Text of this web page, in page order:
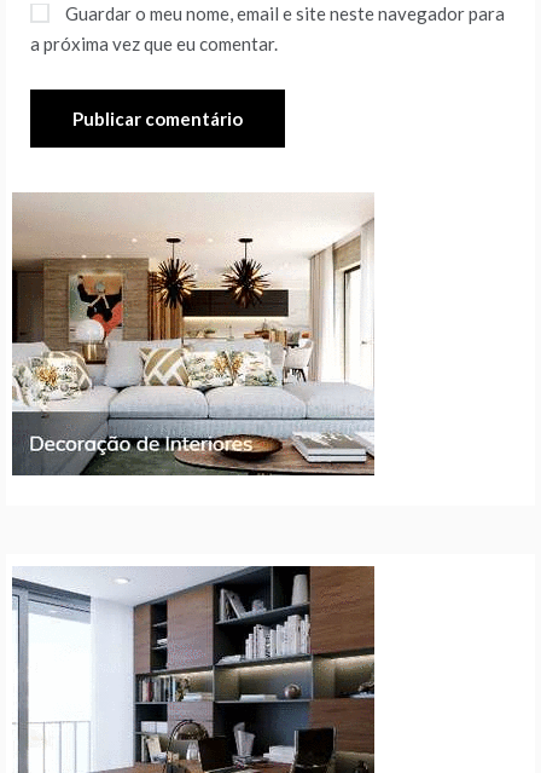
Guardar o meu nome, email e site neste navegador para
a próxima vez que eu comentar.